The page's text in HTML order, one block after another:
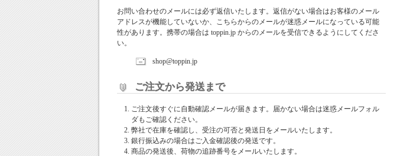
お問い合わせのメールには必ず返信いたします。返信がない場合はお客様のメール
アドレスが機能していないか、こちらからのメールが迷惑メールになっている可能
性があります。携帯の場合は toppin.jp からのメールを受信できるようにしてくださ
い。
shop@toppin.jp
ご注文から発送まで
ご注文後すぐに自動確認メールが届きます。届かない場合は迷惑メールフォル
ダもご確認ください。
弊社で在庫を確認し、受注の可否と発送日をメールいたします。
銀行振込みの場合はご入金確認後の発送です。
商品の発送後、荷物の追跡番号をメールいたします。